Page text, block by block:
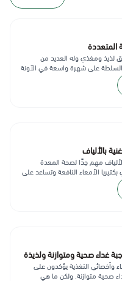
المتعددة
لذيذ ومغذي وله العديد من
على شهرة واسعة في الآونة
مهم جدًا لصحة المعدة
الأمعاء النافعة وتساعد على
غداء صحية ومتوازنة ولذيذة
وأخصائي التغذية يؤكدون على
صحية متوازنة. ولكن ما هي